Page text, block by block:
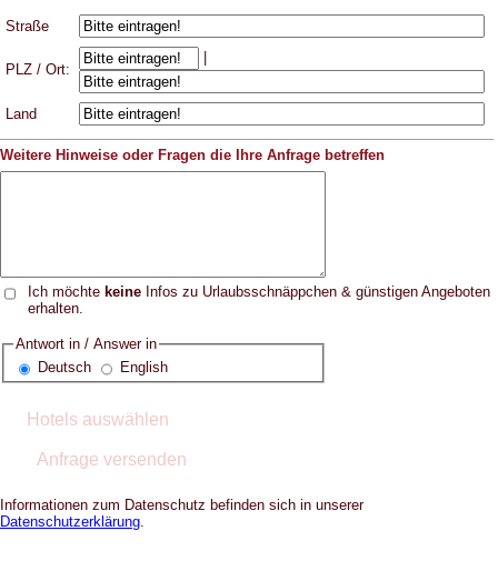
Straße
PLZ / Ort:
Land
Weitere Hinweise oder Fragen die Ihre Anfrage betreffen
Ich möchte keine Infos zu Urlaubsschnäppchen & günstigen Angeboten
erhalten.
Antwort in / Answer in
Deutsch
English
Informationen zum Datenschutz befinden sich in unserer
Datenschutzerklärung.